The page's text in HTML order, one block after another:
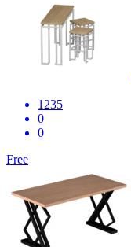
1235
0
0
Free